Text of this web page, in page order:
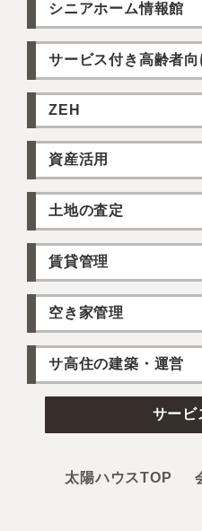
シニアホーム情報館
サービス付き高齢者
ZEH
資産活用
土地の査定
賃貸管理
空き家管理
サ高住の建築・運営
サービ
太陽ハウスTOP